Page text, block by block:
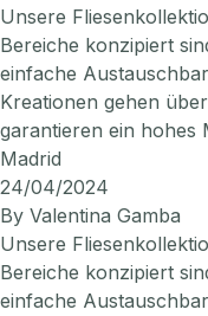
Unsere
Bereiche konzipiert
einfache
Kreationen gehen
garantieren ein hohes
Madrid
24/04/2024
By Valentina Gamba
Unsere
Bereiche konzipiert
einfache